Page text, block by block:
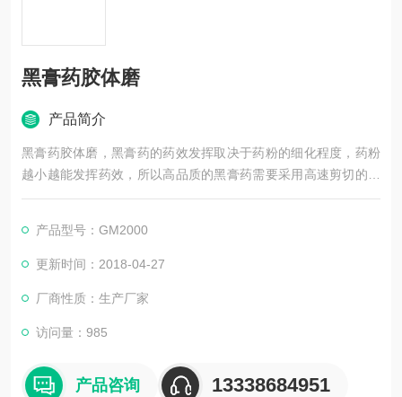
黑膏药胶体磨
产品简介
黑膏药胶体磨，黑膏药的药效发挥取决于药粉的细化程度，药粉
越小越能发挥药效，所以高品质的黑膏药需要采用高速剪切的研
磨设备进行研磨细化，SGN高速剪切胶体磨是个不错的选择！
产品型号：GM2000
更新时间：2018-04-27
厂商性质：生产厂家
访问量：985
产品咨询 13338684951